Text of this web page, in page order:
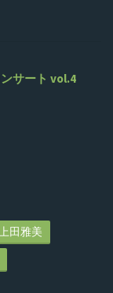
サート vol.4
田雅美